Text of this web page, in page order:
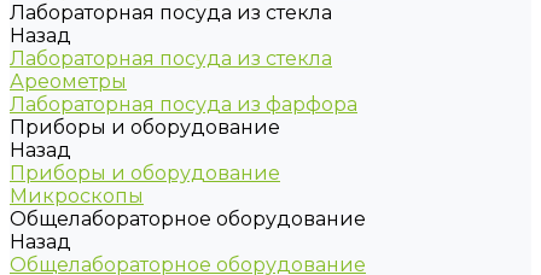
Лабораторная посуда из стекла
Назад
Лабораторная посуда из стекла
Ареометры
Лабораторная посуда из фарфора
Приборы и оборудование
Назад
Приборы и оборудование
Микроскопы
Общелабораторное оборудование
Назад
Общелабораторное оборудование